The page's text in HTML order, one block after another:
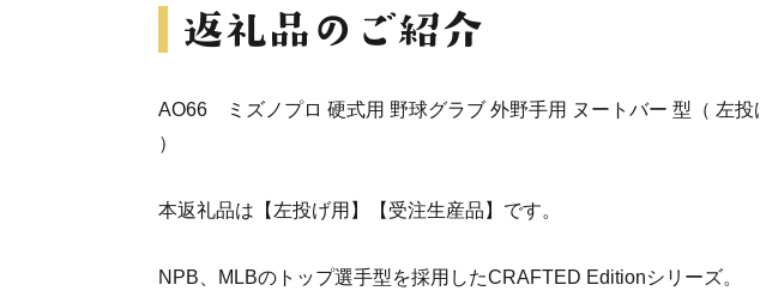
AO66 ミズノプロ 硬式用 野球グラブ 外野手用 ヌートバー 型（ 左投
）
本返礼品は【左投げ用】【受注生産品】です。
NPB、MLBのトップ選手型を採用したCRAFTED Editionシリーズ。